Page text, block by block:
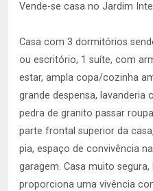
Vende-se casa no Jardim
Casa com 3 dormitórios
ou escritório, 1 suíte, com
estar, ampla copa/cozinha
grande despensa, lavanderia
pedra de granito passar
parte frontal superior da
pia, espaço de convivência
garagem. Casa muito
proporciona uma vivência